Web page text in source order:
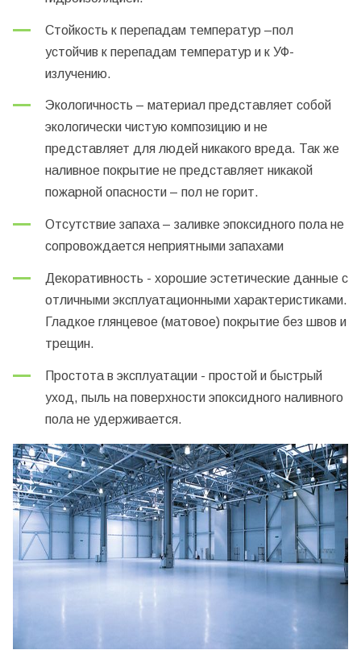
Стойкость к перепадам температур –пол
устойчив к перепадам температур и к УФ-
излучению.
Экологичность – материал представляет собой
экологически чистую композицию и не
представляет для людей никакого вреда. Так же
наливное покрытие не представляет никакой
пожарной опасности – пол не горит.
Отсутствие запаха – заливке эпоксидного пола не
сопровождается неприятными запахами
Декоративность - хорошие эстетические данные с
отличными эксплуатационными характеристиками.
Гладкое глянцевое (матовое) покрытие без швов и
трещин.
Простота в эксплуатации - простой и быстрый
уход, пыль на поверхности эпоксидного наливного
пола не удерживается.